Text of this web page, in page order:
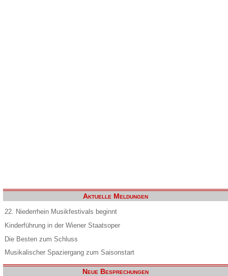
Aktuelle Meldungen
22. Niederrhein Musikfestivals beginnt
Kinderführung in der Wiener Staatsoper
Die Besten zum Schluss
Musikalischer Spaziergang zum Saisonstart
Neue Besprechungen